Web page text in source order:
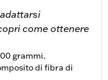
come ottenere
grammi.
di fibra di